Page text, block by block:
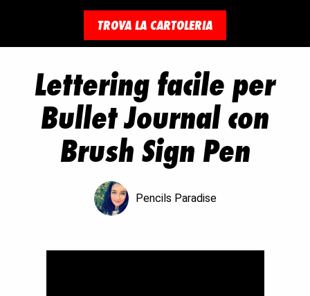
TROVA LA CARTOLERIA
Lettering facile per
Bullet Journal con
Brush Sign Pen
Pencils Paradise